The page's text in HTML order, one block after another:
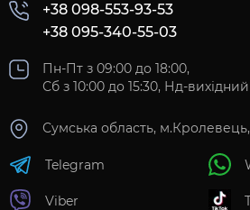
+38 098-553-93-53
+38 095-340-55-03
Пн-Пт з 09:00 до 18:00,
Сб з 10:00 до 15:30, Нд-вихідний
Сумська область,
Telegram
Viber